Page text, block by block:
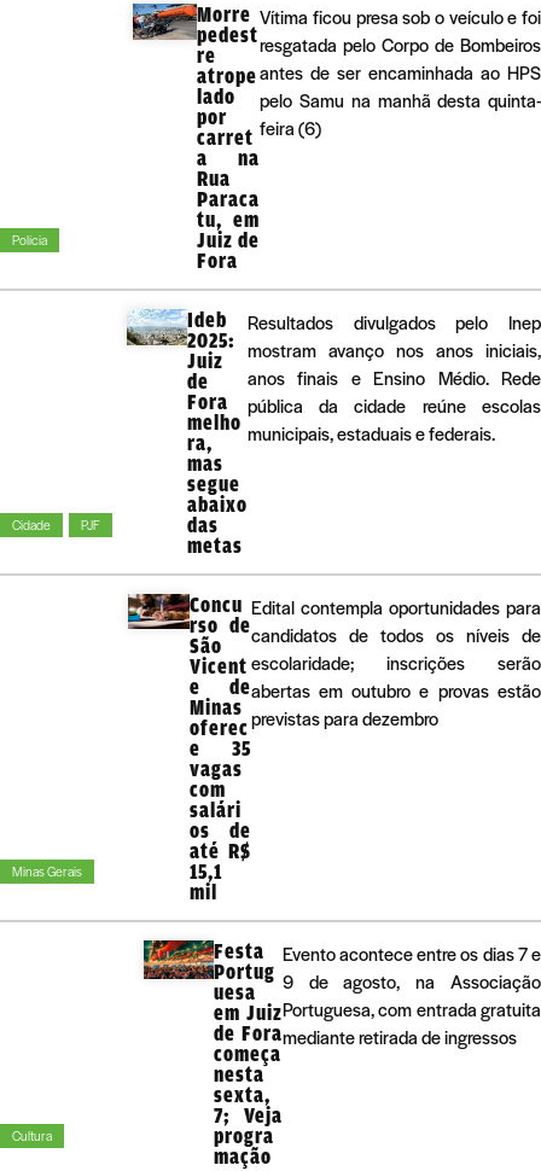
Polícia
Morre
pedest
re
atrope
lado
por
carret
a na
Rua
Paraca
tu, em
Juiz de
Fora
Vítima ficou presa sob o veículo e foi
resgatada pelo Corpo de Bombeiros
antes de ser encaminhada ao HPS
pelo Samu na manhã desta quinta-
feira (6)
Cidade PJF
Ideb
2025:
Juiz
de
Fora
melho
ra,
mas
segue
abaixo
das
metas
Resultados divulgados pelo Inep
mostram avanço nos anos iniciais,
anos finais e Ensino Médio. Rede
pública da cidade reúne escolas
municipais, estaduais e federais.
Minas Gerais
Concu
rso de
São
Vicent
e de
Minas
oferec
e 35
vagas
com
salári
os de
até R$
15,1
mil
Edital contempla oportunidades para
candidatos de todos os níveis de
escolaridade; inscrições serão
abertas em outubro e provas estão
previstas para dezembro
Cultura
Festa
Portug
uesa
em Juiz
de Fora
começa
nesta
sexta,
7; Veja
progra
mação
Evento acontece entre os dias 7 e
9 de agosto, na Associação
Portuguesa, com entrada gratuita
mediante retirada de ingressos